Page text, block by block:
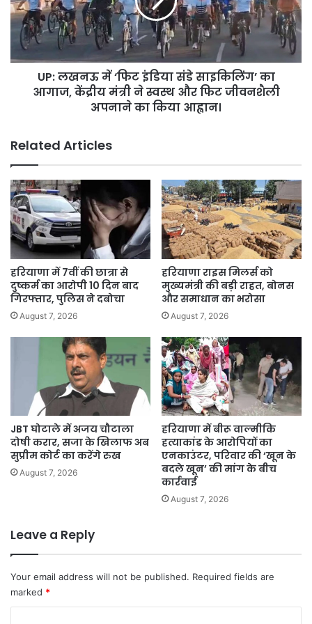
होगी
मुख्यमत्रियों
की
इंडिया
संडे
साइकिलिंग’
आगाज,
फिट
जीवनशैली
अपनाने
का
किया
आह्वान।
UP: लखनऊ में ‘फिट इंडिया संडे साइकिलिंग’ का
आगाज, केंद्रीय मंत्री ने स्वस्थ और फिट जीवनशैली
अपनाने का किया आह्वान।
Related Articles
हरियाणा में 7वीं की छात्रा से
दुष्कर्म का आरोपी 10 दिन बाद
गिरफ्तार, पुलिस ने दबोचा
August 7, 2026
हरियाणा राइस मिलर्स को
मुख्यमंत्री की बड़ी राहत, बोनस
और समाधान का भरोसा
August 7, 2026
JBT घोटाले में अजय चौटाला
दोषी करार, सजा के खिलाफ अब
सुप्रीम कोर्ट का करेंगे रुख
August 7, 2026
हरियाणा में बीरू वाल्मीकि
हत्याकांड के आरोपियों का
एनकाउंटर, परिवार की ‘खून के
बदले खून’ की मांग के बीच
कार्रवाई
August 7, 2026
Leave a Reply
Your email address will not be published. Required fields are
marked *